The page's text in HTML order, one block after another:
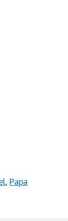
, Papa